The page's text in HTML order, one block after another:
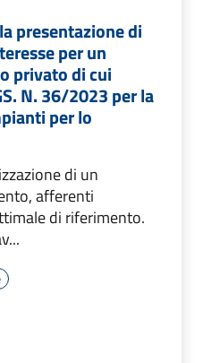
presentazione di
per un
privato di cui
N. 36/2023 per la
per lo
di un
afferenti
di riferimento.